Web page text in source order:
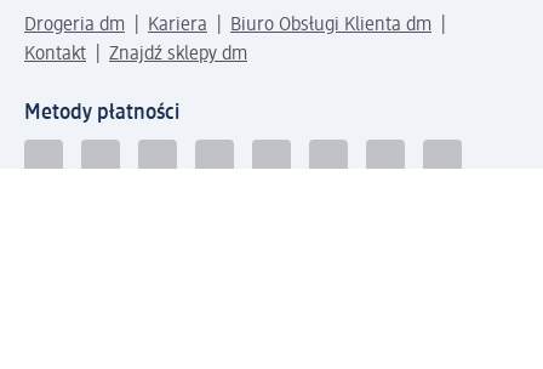
Drogeria dm Kariera
Biuro Obsługi Klienta dm
Kontakt
Znajdź sklepy dm
Metody płatności